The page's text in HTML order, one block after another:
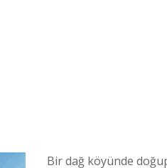
Bir dağ köyünde